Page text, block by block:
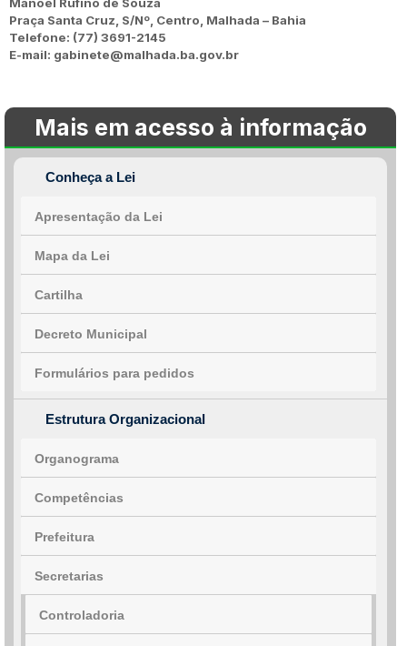
Praça Santa Cruz, S/Nº, Centro, Malhada – Bahia
Telefone: (77) 3691-2145
E-mail: gabinete@malhada.ba.gov.br
Mais em acesso à informação
Conheça a Lei
Apresentação da Lei
Mapa da Lei
Cartilha
Decreto Municipal
Formulários para pedidos
Estrutura Organizacional
Organograma
Competências
Prefeitura
Secretarias
Controladoria